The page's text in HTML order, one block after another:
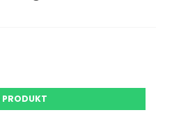
PRODUKT